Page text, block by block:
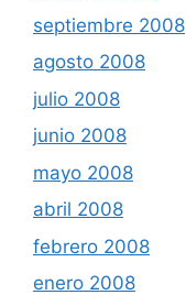
septiembre 2008
agosto 2008
julio 2008
junio 2008
mayo 2008
abril 2008
febrero 2008
enero 2008